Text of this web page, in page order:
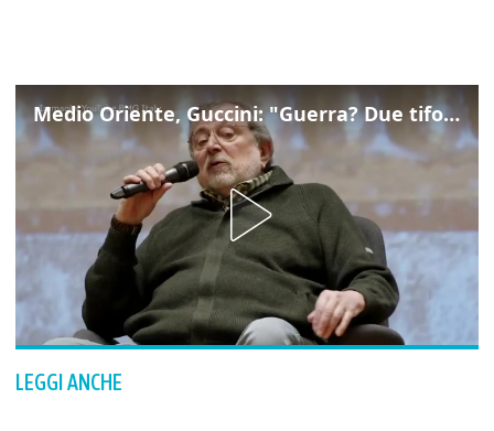
Medio Oriente, Guccini: "Guerra? Due tifoserie che si urlano contro e dimenticano vittime"
LEGGI ANCHE